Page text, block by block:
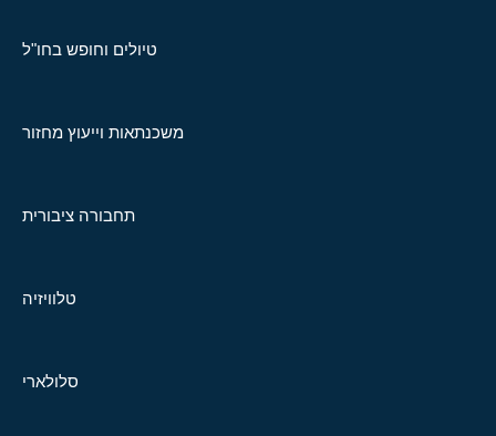
טיולים וחופש בחו"ל
משכנתאות וייעוץ מחזור
תחבורה ציבורית
טלוויזיה
סלולארי